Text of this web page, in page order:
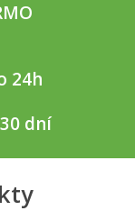
24h
dní